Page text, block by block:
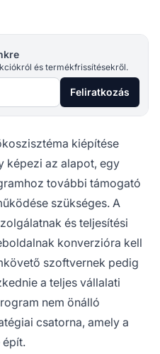
és termékfrissítésekről.
Feliratkozás
kiépítése
képezi az alapot, egy
további támogató
szükséges. A
és teljesítési
konverzióra kell
szoftvernek pedig
a teljes vállalati
nem önálló
csatorna, amely a
épít.